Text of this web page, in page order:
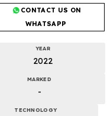
CONTACT US ON
WHATSAPP
YEAR
2022
MARKED
-
TECHNOLOGY